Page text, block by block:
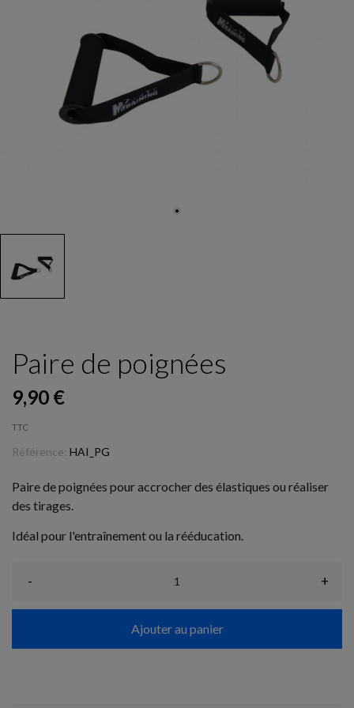
Paire de poignées
9,90 €
TTC
Référence: HAI_PG
Paire de poignées pour accrocher des élastiques ou réaliser
des tirages.
Idéal pour l'entraînement ou la rééducation.
- +
Ajouter au panier